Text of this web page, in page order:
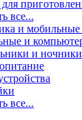
все...
и мобильные
и
и ночники
все...